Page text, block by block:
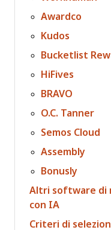
Awardco
Kudos
Bucketlist
HiFives
BRAVO
O.C. Tanner
Semos Cloud
Assembly
Bonusly
Altri software di
con IA
Criteri di